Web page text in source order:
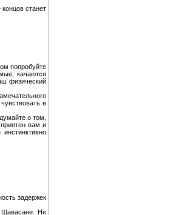
станет
попробуйте
качаются
физический
в
о том,
вам и
задержек
Шавасане. Не